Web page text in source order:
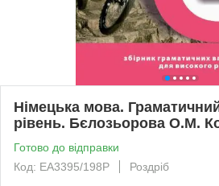
Німецька мова.
рівень. Бєлозьорова О.М.
Готово до відправки
Код: ЕА3395/198Р
Роздріб